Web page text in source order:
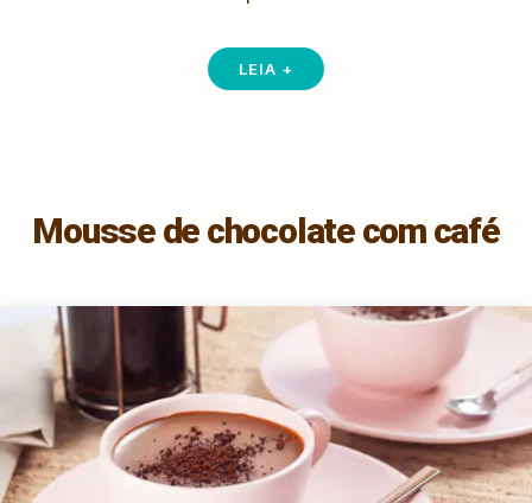
LEIA +
Mousse de chocolate com café